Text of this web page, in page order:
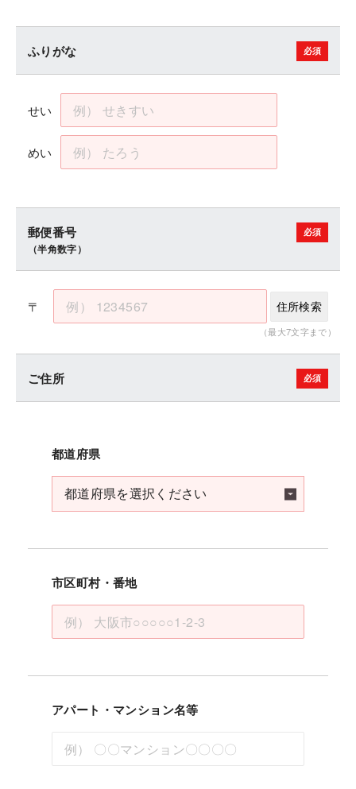
ふりがな
せい
めい
郵便番号
（半角数字）
〒
（最大7文字まで）
住所検索
ご住所
都道府県
市区町村・番地
アパート・マンション名等